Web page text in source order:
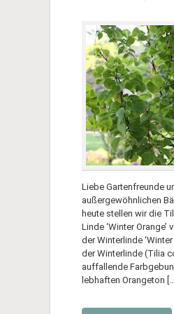
Liebe Gartenfreunde
außergewöhnlichen
heute stellen wir die
Linde ‘Winter
der Winterlinde ‘Winter
der Winterlinde (Tilia
auffallende
lebhaften Orangeton […]